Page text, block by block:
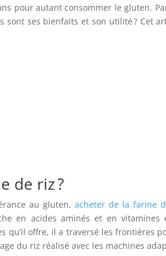
pour autant consommer le gluten.
sont ses bienfaits et son utilité ? Cet
de riz ?
au gluten, acheter de la farine
en acides aminés et en vitamines
qu’il offre, il a traversé les frontières
du riz réalisé avec les machines